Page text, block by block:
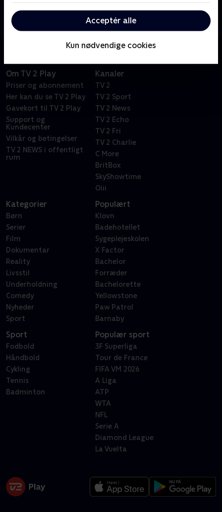
Acceptér alle
Kun nødvendige cookies
forvandler drømmerejsen sig til en kamp for
Henriettes overlevelse.
Om TV 2 Play
Priser og abonnement
Her kan du se TV 2 Play
Gavekort til TV 2 Play
Support og
Kundecenter
Vilkår og betingelser
TV 2 NEWS i offentligt
rum
Kanaler
TV 2
TV 2 Sport
TV 2 News
TV 2 Echo
TV 2 Fri
TV 2 Charlie
C More
BritBox
SkyShowtime
Oiii
Kategorier
Børn
Serier
Film
Dokumentar
Reality
Livsstil
Underholdning
Comedy
Nyheder
Sport
Populært
Klovn
Badehotellet
Sygeplejeskolen
X Factor
Bachelor
Forræder
Bachelorette
Yellowstone
Paw Patrol
Barnaby
Sport
Fodbold
Håndbold
Cykling
Tennis
Badminton
Populær sport
3F Superliga
Tour de France
FIFA VM 2026
A Liga
ATP
WTA
NFL
Serie A
Diamond League
La Vuelta